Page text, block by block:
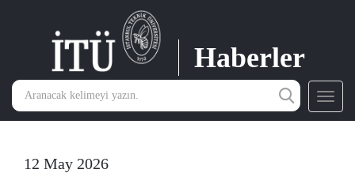
Haberler
12 May 2026